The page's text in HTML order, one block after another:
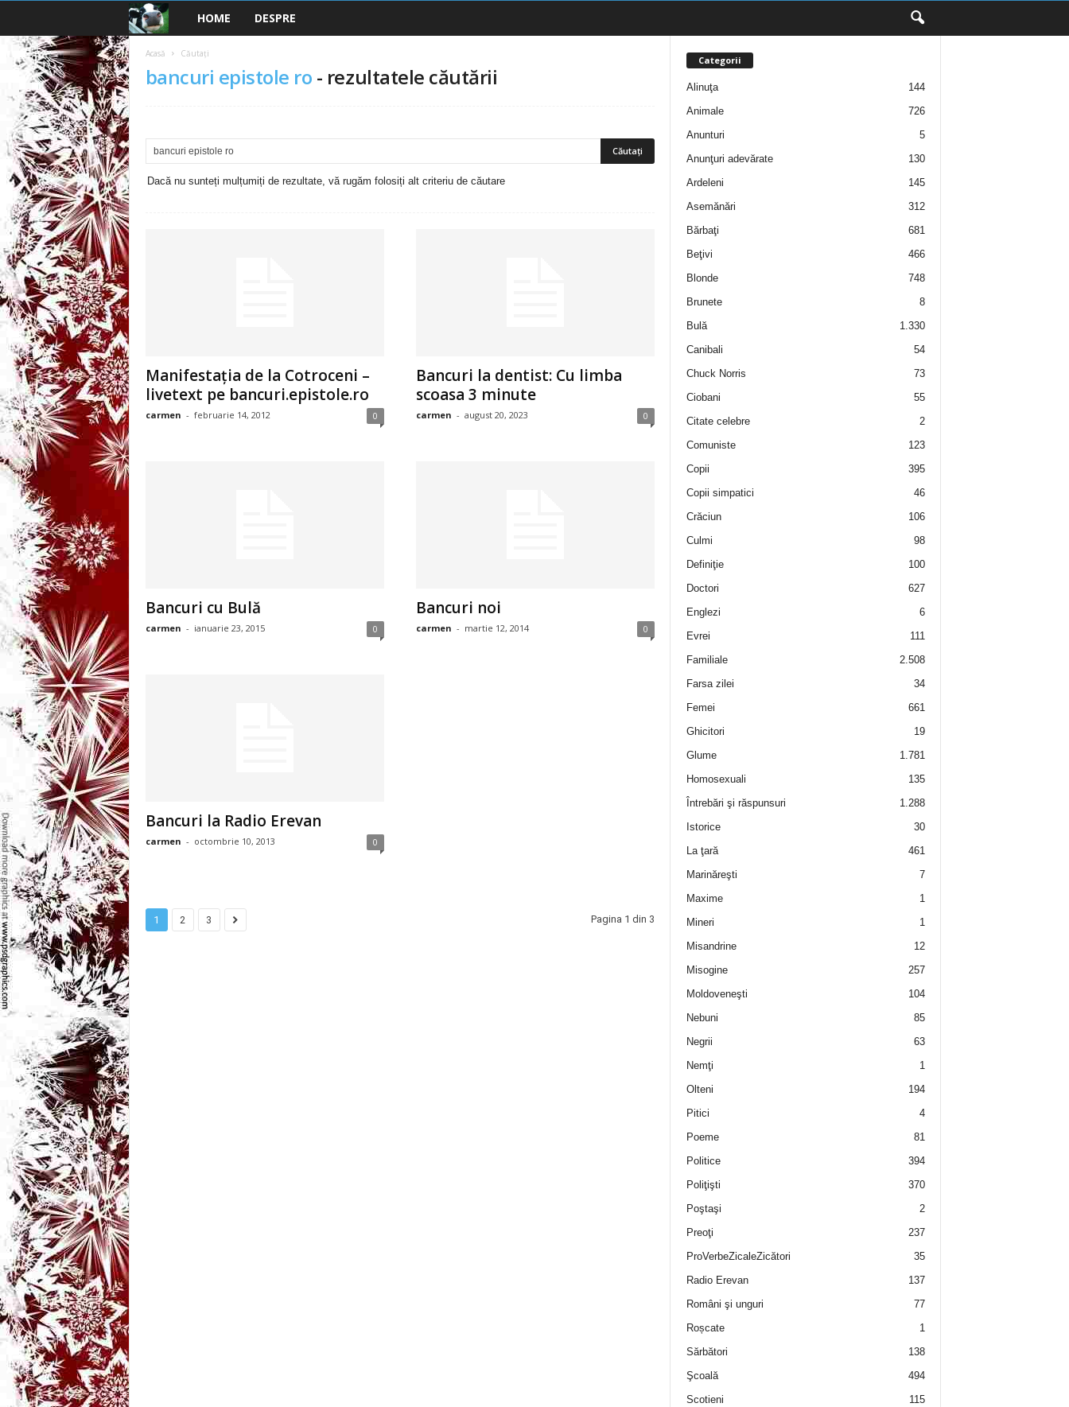
a
n
u
3
-
l
–
l
HOME DESPRE
Acasă Căutați
bancuri epistole ro - rezultatele căutării
Dacă nu sunteți mulțumiți de rezultate, vă rugăm folosiți alt criteriu de căutare
Manifestaţia de la Cotroceni –
livetext pe bancuri.epistole.ro
carmen - februarie 14, 2012 0
Bancuri la dentist: Cu limba
scoasa 3 minute
carmen - august 20, 2023 0
Bancuri cu Bulă
carmen - ianuarie 23, 2015 0
Bancuri noi
carmen - martie 12, 2014 0
Bancuri la Radio Erevan
carmen - octombrie 10, 2013 0
1 2 3 Pagina 1 din 3
Categorii
Alinuţa
144
Animale
726
Anunturi
5
Anunţuri adevărate
130
Ardeleni
145
Asemănări
312
Bărbaţi
681
Beţivi
466
Blonde
748
Brunete
8
Bulă
1.330
Canibali
54
Chuck Norris
73
Ciobani
55
Citate celebre
2
Comuniste
123
Copii
395
Copii simpatici
46
Crăciun
106
Culmi
98
Definiţie
100
Doctori
627
Englezi
6
Evrei
111
Familiale
2.508
Farsa zilei
34
Femei
661
Ghicitori
19
Glume
1.781
Homosexuali
135
Întrebări şi răspunsuri
1.288
Istorice
30
La ţară
461
Marinăreşti
7
Maxime
1
Mineri
1
Misandrine
12
Misogine
257
Moldoveneşti
104
Nebuni
85
Negrii
63
Nemţi
1
Olteni
194
Pitici
4
Poeme
81
Politice
394
Poliţişti
370
Poştaşi
2
Preoţi
237
ProVerbeZicaleZicători
35
Radio Erevan
137
Români şi unguri
77
Roșcate
1
Sărbători
138
Şcoală
494
Scotieni
115